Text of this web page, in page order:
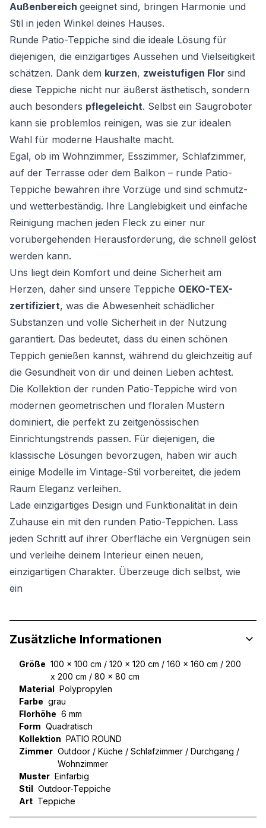
Außenbereich geeignet sind, bringen Harmonie und
Stil in jeden Winkel deines Hauses.
Runde Patio-Teppiche sind die ideale Lösung für
diejenigen, die einzigartiges Aussehen und Vielseitigkeit
schätzen. Dank dem kurzen, zweistufigen Flor sind
diese Teppiche nicht nur äußerst ästhetisch, sondern
auch besonders pflegeleicht. Selbst ein Saugroboter
kann sie problemlos reinigen, was sie zur idealen
Wahl für moderne Haushalte macht.
Egal, ob im Wohnzimmer, Esszimmer, Schlafzimmer,
auf der Terrasse oder dem Balkon – runde Patio-
Teppiche bewahren ihre Vorzüge und sind schmutz-
und wetterbeständig. Ihre Langlebigkeit und einfache
Reinigung machen jeden Fleck zu einer nur
vorübergehenden Herausforderung, die schnell gelöst
werden kann.
Uns liegt dein Komfort und deine Sicherheit am
Herzen, daher sind unsere Teppiche OEKO-TEX-
zertifiziert, was die Abwesenheit schädlicher
Substanzen und volle Sicherheit in der Nutzung
garantiert. Das bedeutet, dass du einen schönen
Teppich genießen kannst, während du gleichzeitig auf
die Gesundheit von dir und deinen Lieben achtest.
Die Kollektion der runden Patio-Teppiche wird von
modernen geometrischen und floralen Mustern
dominiert, die perfekt zu zeitgenössischen
Einrichtungstrends passen. Für diejenigen, die
klassische Lösungen bevorzugen, haben wir auch
einige Modelle im Vintage-Stil vorbereitet, die jedem
Raum Eleganz verleihen.
Lade einzigartiges Design und Funktionalität in dein
Zuhause ein mit den runden Patio-Teppichen. Lass
jeden Schritt auf ihrer Oberfläche ein Vergnügen sein
und verleihe deinem Interieur einen neuen,
einzigartigen Charakter. Überzeuge dich selbst, wie
ein
Zusätzliche Informationen
Größe 100 x 100 cm / 120 x 120 cm / 160 x 160 cm / 200
x 200 cm / 80 x 80 cm
Material Polypropylen
Farbe grau
Florhöhe 6 mm
Form Quadratisch
Kollektion PATIO ROUND
Zimmer Outdoor / Küche / Schlafzimmer / Durchgang /
Wohnzimmer
Muster Einfarbig
Stil Outdoor-Teppiche
Art Teppiche